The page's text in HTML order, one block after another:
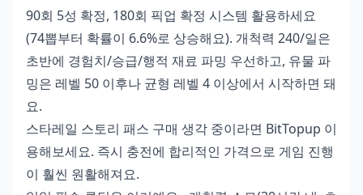
90회 5성 확정, 180회 픽업 확정 시스템 활용하세요
(74뽑부터 확률이 6.6%로 상승해요). 개척력 240/일은
초반에 경험치/승급/행적 재료 파밍 우선하고, 유물 파
밍은 레벨 50 이후나 균형 레벨 4 이상에서 시작하면 돼
요.
스타레일 스토리 패스 구매 생각 중이라면 BitTopup 이
용해보세요. 즉시 충전에 합리적인 가격으로 게임 진행
이 훨씬 원활해져요.